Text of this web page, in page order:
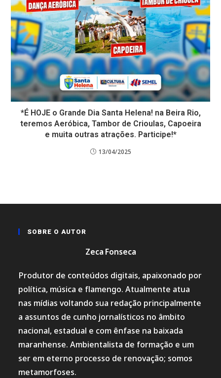
*É HOJE o Grande Dia Santa Helena! na Beira Rio,
teremos Aeróbica, Tambor de Crioulas, Capoeira
e muita outras atrações. Participe!*
13/04/2025
SOBRE O AUTOR
Zeca Fonseca
Produtor de conteúdos digitais, apaixonado por
política, música e flamengo. Atualmente atua
nas mídias voltando sua redação principalmente
a assuntos de cunho jornalísticos no âmbito
nacional, estadual e com ênfase na baixada
maranhense. Ambientalista de formação e um
ser em eterno processo de renovação; somos
metamorfoses.